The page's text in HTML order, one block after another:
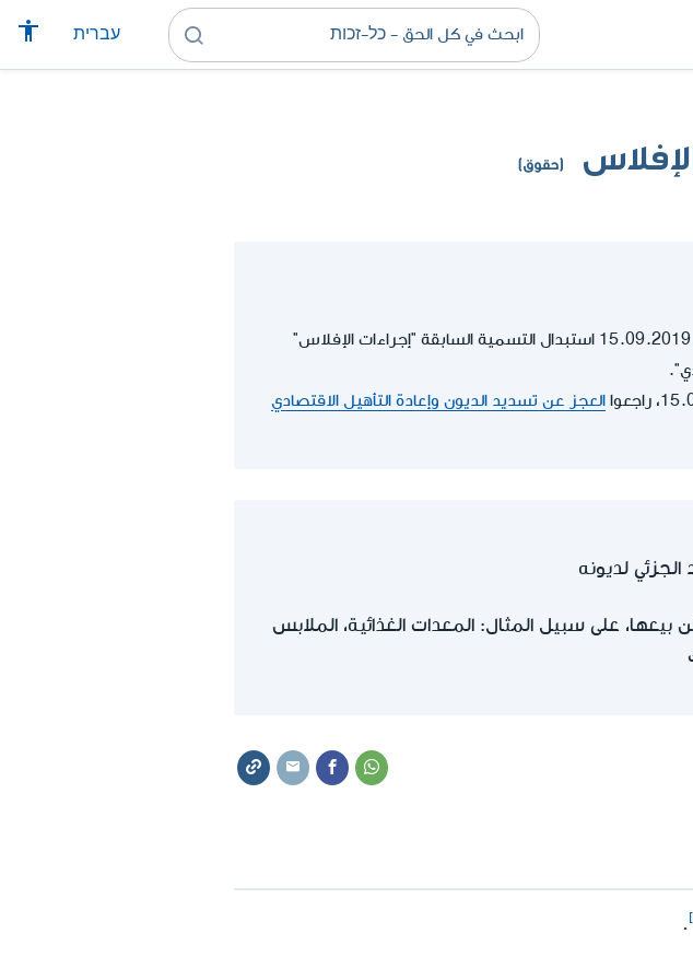
עברית
(حقوق)
بعد الإصلاحات الأخيرة في مجال إجراءات الإفلاس، سيتم اعتبارًا من 15.09.2019 استبدال التسمية السابقة "إجراءات الإفلاس"
العجز عن تسديد الديون وإعادة التأهيل الاقتصادي
لديونه
على سبيل المثال: المعدات الغذائية، الملابس
.